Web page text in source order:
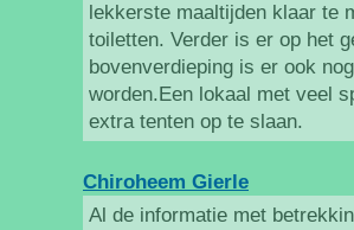
lekkerste maaltijden klaar te
toiletten. Verder is er op het
bovenverdieping is er ook
worden.Een lokaal met veel
extra tenten op te slaan.
Chiroheem Gierle
Al de informatie met